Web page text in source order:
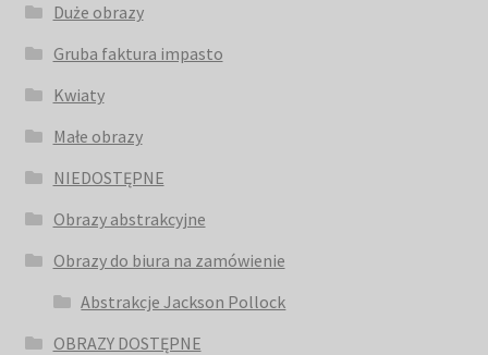
Duże obrazy
Gruba faktura impasto
Kwiaty
Małe obrazy
NIEDOSTĘPNE
Obrazy abstrakcyjne
Obrazy do biura na zamówienie
Abstrakcje Jackson Pollock
OBRAZY DOSTĘPNE